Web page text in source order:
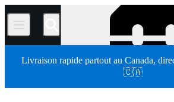
/
Livraison rapide partout au Canada,
🇨🇦